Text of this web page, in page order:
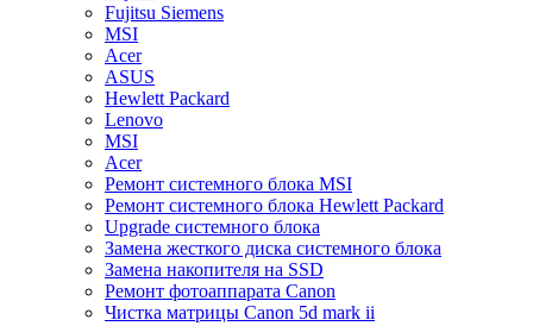
Fujitsu Siemens
MSI
Acer
ASUS
Hewlett Packard
Lenovo
MSI
Acer
Ремонт системного блока MSI
Ремонт системного блока Hewlett Packard
Upgrade системного блока
Замена жесткого диска системного блока
Замена накопителя на SSD
Ремонт фотоаппарата Canon
Чистка матрицы Canon 5d mark ii